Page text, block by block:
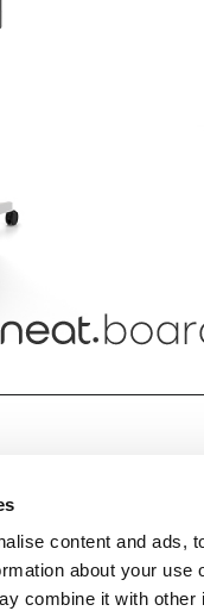
content and ads,
about your
combine it with other